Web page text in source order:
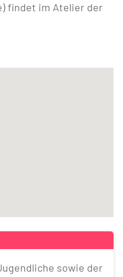
findet im Atelier der
sowie der